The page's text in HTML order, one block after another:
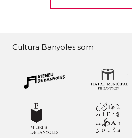
Cultura Banyoles som: